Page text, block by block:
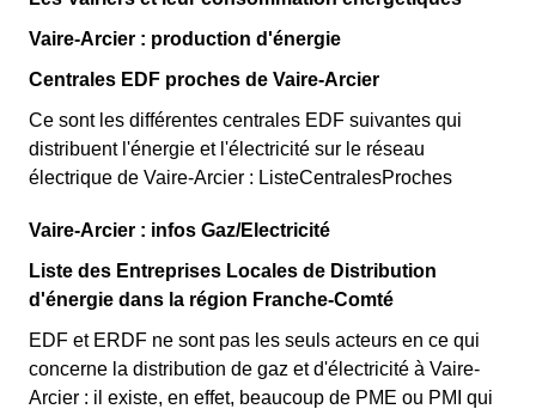
Vaire-Arcier : production d'énergie
Centrales EDF proches de Vaire-Arcier
Ce sont les différentes centrales EDF suivantes qui
distribuent l'énergie et l'électricité sur le réseau
électrique de Vaire-Arcier : ListeCentralesProches
Vaire-Arcier : infos Gaz/Electricité
Liste des Entreprises Locales de Distribution
d'énergie dans la région Franche-Comté
EDF et ERDF ne sont pas les seuls acteurs en ce qui
concerne la distribution de gaz et d'électricité à Vaire-
Arcier : il existe, en effet, beaucoup de PME ou PMI qui